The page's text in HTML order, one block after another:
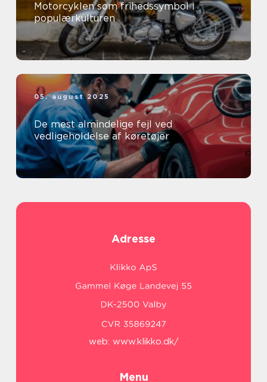
Motorcyklen som frihedssymbol i
populærkulturen
05. august 2025
De mest almindelige fejl ved
vedligeholdelse af køretøjer
Adresse
web: www.klikko.dk/
Menu